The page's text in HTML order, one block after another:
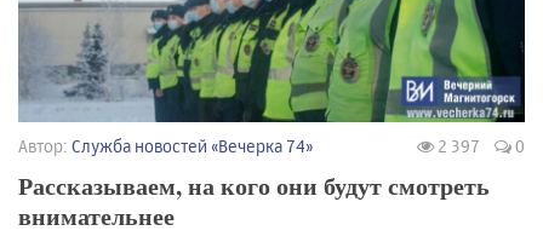
Автор: Служба новостей «Вечерка 74» 2 397 0
Рассказываем, на кого они будут смотреть
внимательнее